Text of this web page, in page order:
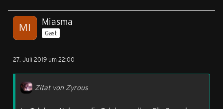
Miasma
Gast
27. Juli 2019 um 22:00
Zitat von Zyrous